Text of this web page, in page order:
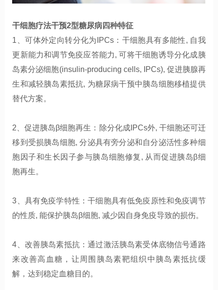
干细胞疗法干预2型糖尿病四种特征
1、可体外定向转分化为 IPCs：干细胞具有多能性, 自我
更新能力和调节免疫应答能力,可将干细胞诱导分化成胰
岛素分泌细胞(insulin-producing cells, IPCs), 促进胰腺再
生和减轻胰岛素抵抗, 为糖尿病干预中胰岛细胞移植提供
替代方案。
2、促进胰岛β细胞再生： 除分化成IPCs外, 干细胞还可迁
移到受损胰岛细胞,分泌具有旁分泌和自分泌活性多种细
胞因子和生长因子参与胰岛细胞修复 , 从而促进胰岛β细
胞再生。
3 、具有免疫学特性：干细胞具有低免疫原性和免疫调节
的性质,能保护胰岛β细胞,减少因自身免疫导致的损伤。
4 、改善胰岛素抵抗：通过激活胰岛素受体底物信号通路
来改善高血糖，让周围胰岛素靶组织中胰岛素抵抗缓
解，达到稳定血糖目的。